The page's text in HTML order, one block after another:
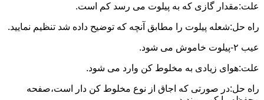
علت:مقدار گازی که به پیلوت می رسد کم است.
راه حل:شعله پیلوت را مطابق آنچه که توضیح داده شد تنظیم نمایید.
عیب ۲-پیلوت خاموش می شود.
علت:هوای زیادی به مخلوط کن وارد می شود.
راه حل:در صورتی که اجاق از نوع مخلوط کن دار است،صفحه